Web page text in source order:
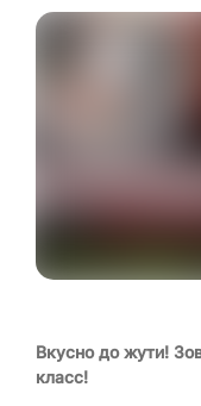
Вкусно до жути!
класс!